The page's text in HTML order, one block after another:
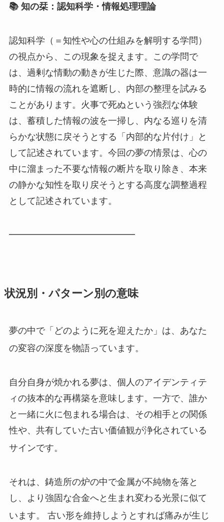
📚 知の栞：認知科学・情報処理理論
認知科学（＝知性や心の仕組みを解明する学問）
の視点から、この現象を捉えます。この学問で
は、過剰な情動の動きが生じた際、意識の器は一
時的に情報の流れを遮断し、内部の整理を試みる
ことがあります。火事で死ぬという強烈な体験
は、蓄積した情報の波を一掃し、内なる巡りを清
らかな状態に戻そうとする「内部的な片付け」と
して記述されています。今回の夢の情景は、心の
中に溜まった不要な情報の断片を取り除き、本来
の静かな知性を取り戻そうとする高度な調整過程
として記述されています。
━━━━━━━━━━━━━━
状況別・パターン別の意味
夢の中で「どのように死を迎えたか」は、あなた
の変容の深度を物語っています。
自分自身が焼かれる夢は、個人のアイデンティテ
ィの抜本的な再構築を意味します。一方で、誰か
と一緒に火に包まれる場合は、その相手との関係
性や、共有していた古い価値観が浄化されている
サインです。
それは、鋳造所の炉の中で金属が不純物を落と
し、より強固な合金へと生まれ変わる光景に似て
います。
古い形を維持しようとすれば痛みが生じ